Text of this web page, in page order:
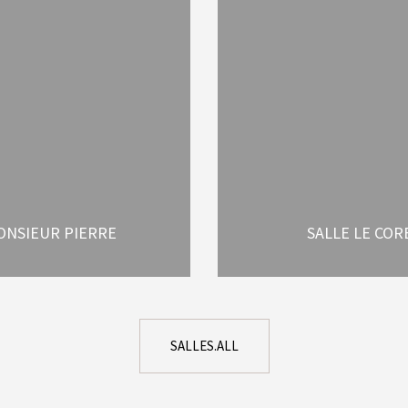
PIERRE SALLE LE
SALLES.ALL